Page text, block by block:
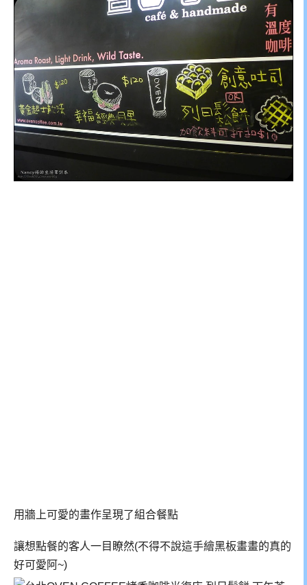
用牆上可愛的畫作呈現了組合餐點
讓想點餐的客人一目瞭然(不得不說這手繪黑板畫畫的真的
好可愛阿~)